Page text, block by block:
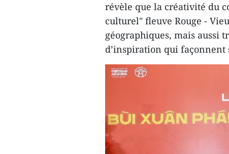
révèle que la créativité du
culturel" fleuve Rouge -
géographiques, mais aussi
d’inspiration qui façonnent